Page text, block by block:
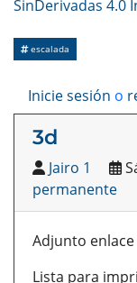
SinDerivadas 4.0
escalada
Inicie sesión o
3d
Jairo 1
permanente
Adjunto
Lista para